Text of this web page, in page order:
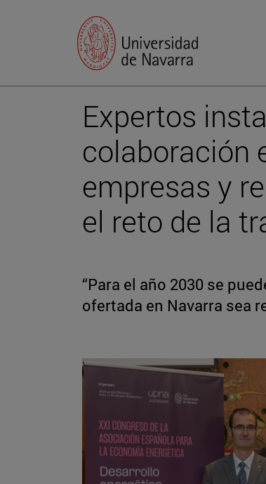
Expertos
colaboración
empresas y
el reto de la
“Para el año 2030 se
ofertada en Navarra sea